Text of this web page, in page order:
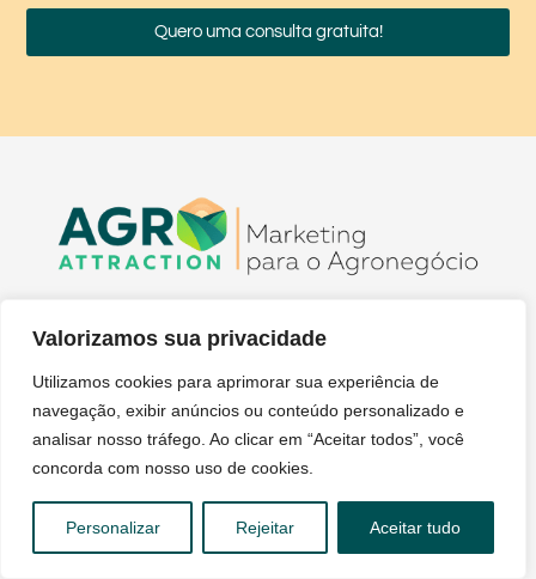
Valorizamos sua privacidade
Utilizamos cookies para aprimorar sua experiência de
navegação, exibir anúncios ou conteúdo personalizado e
analisar nosso tráfego. Ao clicar em “Aceitar todos”, você
concorda com nosso uso de cookies.
Personalizar Rejeitar Aceitar tudo
Quero uma consulta gratuita!
ENDEREÇO
Rua Barão de Azevedo Machado, 105 201 B
Pelotas - RS